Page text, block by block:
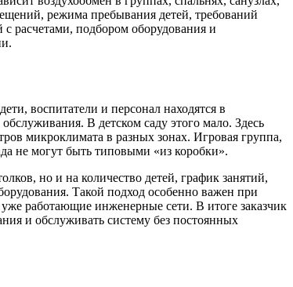
режима пребывания детей, требований
расчетами, подбором оборудования и
воспитатели и персонал находятся в
В детском саду этого мало. Здесь
микроклимата в разных зонах. Игровая группа,
не могут быть типовыми «из коробки».
но и на количество детей, график занятий,
Такой подход особенно важен при
работающие инженерные сети. В итоге заказчик
и обслуживать систему без постоянных